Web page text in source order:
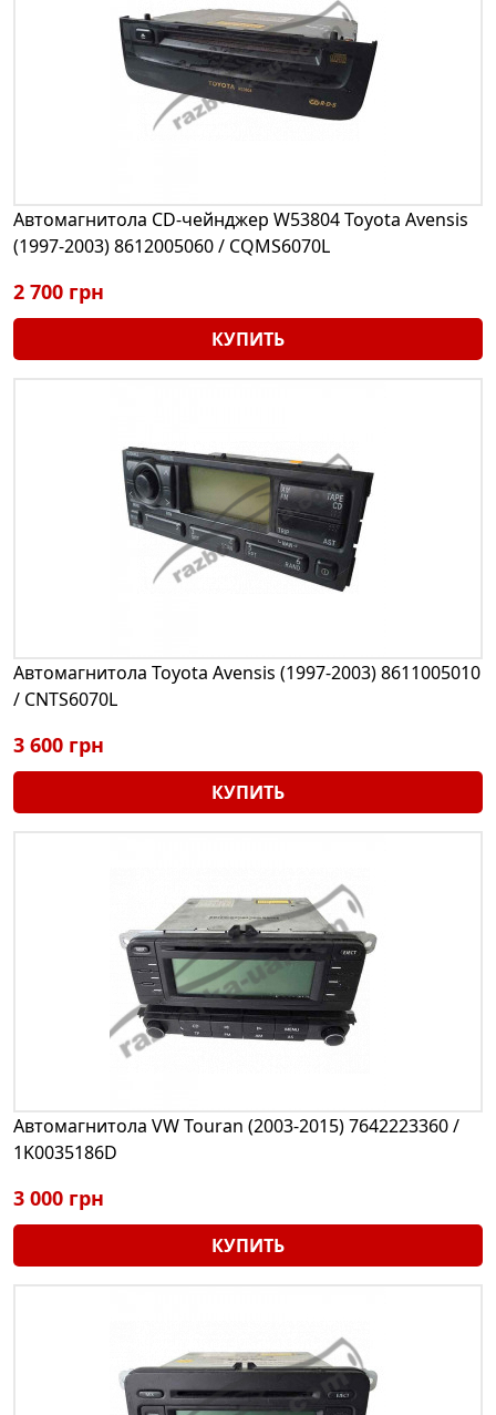
Автомагнитола CD-чейнджер W53804 Toyota Avensis
(1997-2003) 8612005060 / CQMS6070L
2 700 грн
КУПИТЬ
Автомагнитола Toyota Avensis (1997-2003) 8611005010
/ CNTS6070L
3 600 грн
КУПИТЬ
Автомагнитола VW Touran (2003-2015) 7642223360 /
1K0035186D
3 000 грн
КУПИТЬ